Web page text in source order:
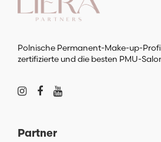
Polnische Permanent-Make-up-
zertifizierte und die besten PMU-
Partner